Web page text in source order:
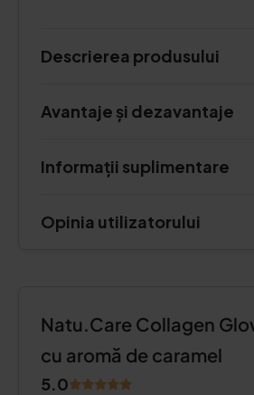
Descrierea produsului
Avantaje și dezavantaje
Informații suplimentare
Opinia utilizatorului
Natu.Care Collagen
cu aromă de caramel
5.0